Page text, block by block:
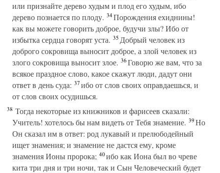
или признайте дерево худым и плод его худым, ибо
дерево познается по плоду. 34Порождения ехиднины!
как вы можете говорить доброе, будучи злы? Ибо от
избытка сердца говорят уста. 35Добрый человек из
доброго сокровища выносит доброе, а злой человек из
злого сокровища выносит злое. 36Говорю же вам, что за
всякое праздное слово, какое скажут люди, дадут они
ответ в день суда: 37ибо от слов своих оправдаешься, и
от слов своих осудишься.
38 Тогда некоторые из книжников и фарисеев сказали:
Учитель! хотелось бы нам видеть от Тебя знамение. 39Но
Он сказал им в ответ: род лукавый и прелюбодейный
ищет знамения; и знамение не дастся ему, кроме
знамения Ионы пророка; 40ибо как Иона был во чреве
кита три дня и три ночи, так и Сын Человеческий будет